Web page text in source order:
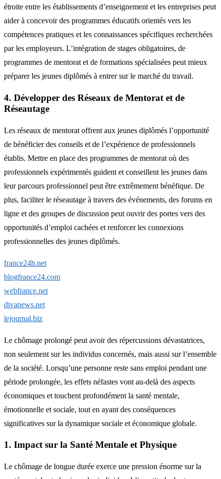
étroite entre les établissements d’enseignement et les entreprises peut
aider à concevoir des programmes éducatifs orientés vers les
compétences pratiques et les connaissances spécifiques recherchées
par les employeurs. L’intégration de stages obligatoires, de
programmes de mentorat et de formations spécialisées peut mieux
préparer les jeunes diplômés à entrer sur le marché du travail.
4. Développer des Réseaux de Mentorat et de
Réseautage
Les réseaux de mentorat offrent aux jeunes diplômés l’opportunité
de bénéficier des conseils et de l’expérience de professionnels
établis. Mettre en place des programmes de mentorat où des
professionnels expérimentés guident et conseillent les jeunes dans
leur parcours professionnel peut être extrêmement bénéfique. De
plus, faciliter le réseautage à travers des événements, des forums en
ligne et des groupes de discussion peut ouvrir des portes vers des
opportunités d’emploi cachées et renforcer les connexions
professionnelles des jeunes diplômés.
france24h.net
blogfrance24.com
webfrance.net
divanews.net
lejournal.biz
Le chômage prolongé peut avoir des répercussions dévastatrices,
non seulement sur les individus concernés, mais aussi sur l’ensemble
de la société. Lorsqu’une personne reste sans emploi pendant une
période prolongée, les effets néfastes vont au-delà des aspects
économiques et touchent profondément la santé mentale,
émotionnelle et sociale, tout en ayant des conséquences
significatives sur la dynamique sociale et économique globale.
1. Impact sur la Santé Mentale et Physique
Le chômage de longue durée exerce une pression énorme sur la